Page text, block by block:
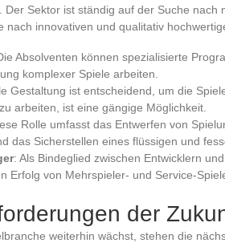
Der Sektor ist ständig auf der Suche nach
nach innovativen und qualitativ
Absolventen können spezialisierte
komplexer Spiele arbeiten.
Gestaltung ist entscheidend, um die
arbeiten, ist eine gängige Möglichkeit.
Rolle umfasst das Entwerfen von
das Sicherstellen eines flüssigen und
: Als Bindeglied zwischen Entwicklern
Erfolg von Mehrspieler- und Service-
der
weiterhin wächst, stehen die